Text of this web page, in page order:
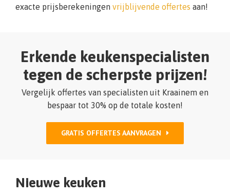
exacte prijsberekeningen vrijblijvende offertes aan!
Erkende keukenspecialisten
tegen de scherpste prijzen!
Vergelijk offertes van specialisten uit Kraainem en
bespaar tot 30% op de totale kosten!
GRATIS OFFERTES AANVRAGEN
Nieuwe keuken